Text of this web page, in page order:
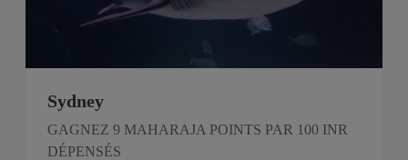
Sydney
GAGNEZ 9 MAHARAJA POINTS PAR 100 INR
DÉPENSÉS